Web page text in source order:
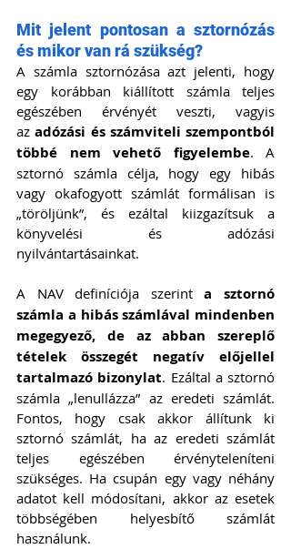
Mit jelent pontosan a sztornózás
és mikor van rá szükség?
A számla sztornózása azt jelenti, hogy
egy korábban kiállított számla teljes
egészében érvényét veszti, vagyis
az adózási és számviteli szempontból
többé nem vehető figyelembe. A
sztornó számla célja, hogy egy hibás
vagy okafogyott számlát formálisan is
„töröljünk”, és ezáltal kiizgazítsuk a
könyvelési és adózási
nyilvántartásainkat.
A NAV definíciója szerint a sztornó
számla a hibás számlával mindenben
megegyező, de az abban szereplő
tételek összegét negatív előjellel
tartalmazó bizonylat. Ezáltal a sztornó
számla „lenullázza” az eredeti számlát.
Fontos, hogy csak akkor állítunk ki
sztornó számlát, ha az eredeti számlát
teljes egészében érvényteleníteni
szükséges. Ha csupán egy vagy néhány
adatot kell módosítani, akkor az esetek
többségében helyesbítő számlát
használunk.